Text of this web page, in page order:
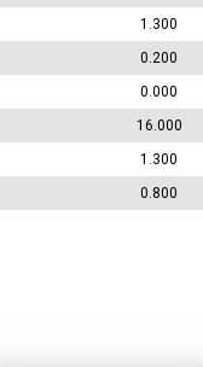
1.300
0.200
0.000
16.000
1.300
0.800